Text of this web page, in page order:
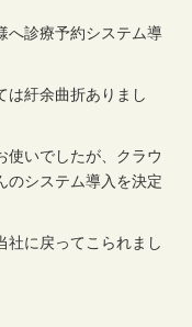
へ診療予約システム導
は紆余曲折ありまし
使いでしたが、クラウ
のシステム導入を決定
社に戻ってこられまし